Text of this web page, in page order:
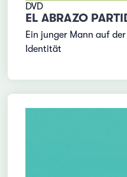
DVD
EL ABRAZO
Ein junger Mann auf
Identität